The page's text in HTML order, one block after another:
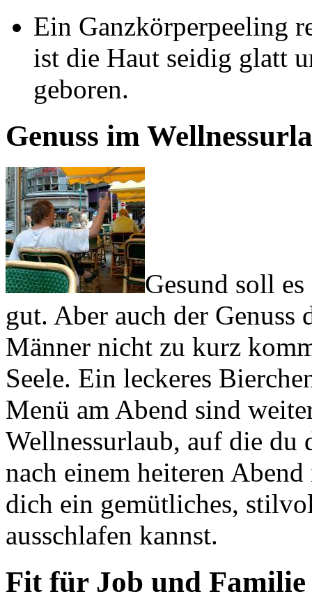
Ein Ganzkörperpeeling
ist die Haut seidig glatt
geboren.
Genuss im
Gesund soll
gut. Aber auch der
Männer nicht zu kurz
Seele. Ein leckeres
Menü am Abend sind
Wellnessurlaub, auf die
nach einem heiteren
dich ein gemütliches,
ausschlafen kannst.
Fit für Job und Familie